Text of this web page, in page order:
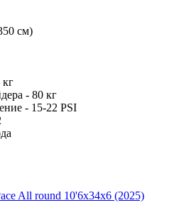
см)
кг
- 80 кг
- 15-22 PSI
All round 10'6x34x6 (2025)